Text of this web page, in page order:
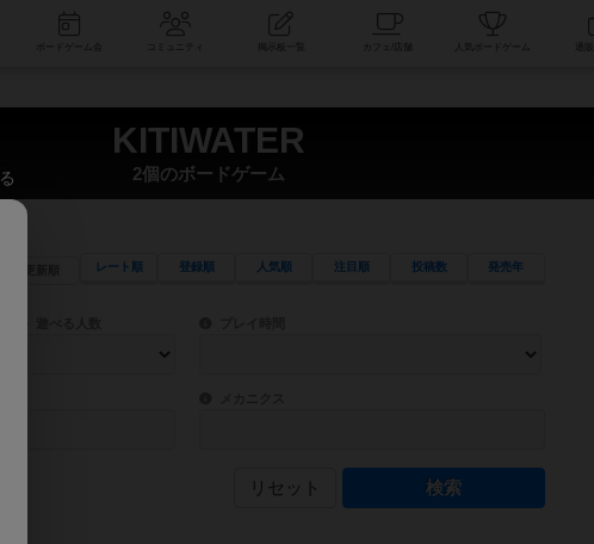
コミュニティ 人
KITIWATER
2個のボードゲーム
レート順 登録順 人気順 注目順 投稿数 発売年
できます。
。 目安となる所要時間を指定することができます。マニュアル
ーフ・ストーリーを指定することができます。直感的にゲームシステムを理解できるよう、中世
ゲーム性を構成するコアシステムです。主にボードゲームに
リセット